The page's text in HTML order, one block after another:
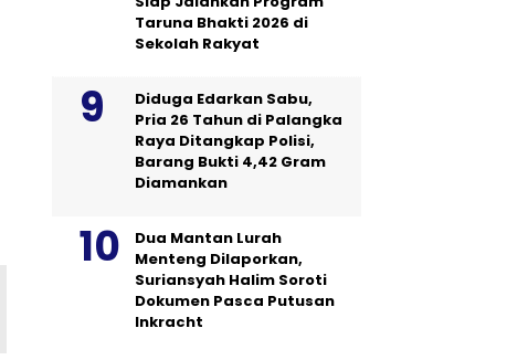
Taruna Bhakti 2026 di
Sekolah Rakyat
Diduga Edarkan Sabu,
Pria 26 Tahun di Palangka
Raya Ditangkap Polisi,
Barang Bukti 4,42 Gram
Diamankan
Dua Mantan Lurah
Menteng Dilaporkan,
Suriansyah Halim Soroti
Dokumen Pasca Putusan
Inkracht